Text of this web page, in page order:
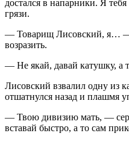
достался в напарники. Я
грязи.
— Товарищ Лисовский, я… —
возразить.
— Не якай, давай катушку, а
Лисовский взвалил одну из
отшатнулся назад и плашмя
— Твою дивизию мать, —
вставай быстро, а то сам